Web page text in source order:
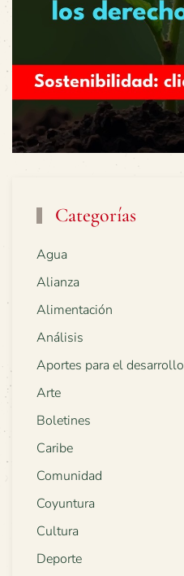
Categorías
Agua
Alianza
Alimentación
Análisis
Aportes para el desarrollo
Arte
Boletines
Caribe
Comunidad
Coyuntura
Cultura
Deporte